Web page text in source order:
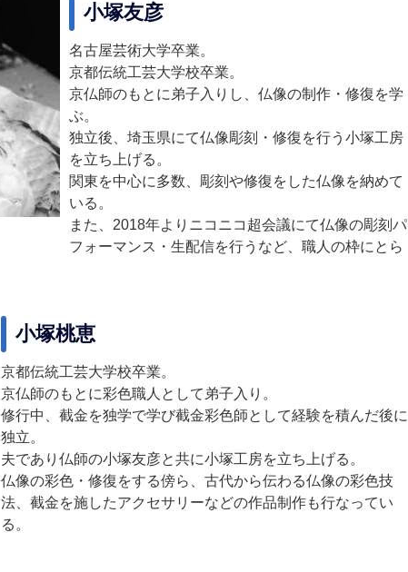
小塚友彦
名古屋芸術大学卒業。
京都伝統工芸大学校卒業。
京仏師のもとに弟子入りし、仏像の制作・修復を学
ぶ。
独立後、埼玉県にて仏像彫刻・修復を行う小塚工房
を立ち上げる。
関東を中心に多数、彫刻や修復をした仏像を納めて
いる。
また、2018年よりニコニコ超会議にて仏像の彫刻パ
フォーマンス・生配信を行うなど、職人の枠にとら
小塚桃恵
京都伝統工芸大学校卒業。
京仏師のもとに彩色職人として弟子入り。
修行中、截金を独学で学び截金彩色師として経験を積んだ後に
独立。
夫であり仏師の小塚友彦と共に小塚工房を立ち上げる。
仏像の彩色・修復をする傍ら、古代から伝わる仏像の彩色技
法、截金を施したアクセサリーなどの作品制作も行なってい
る。